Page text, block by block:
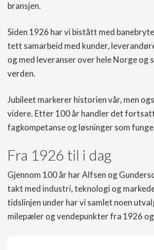
bransjen.
Siden 1926 har vi bistått med
tett samarbeid med kunder,
og med leveranser over hele Norge og
verden.
Jubileet markerer historien vår, men
videre. Etter 100 år handler det
fagkompetanse og løsninger som
Fra 1926 til i dag
Gjennom 100 år har Alfsen og
takt med industri, teknologi og
tidslinjen under har vi samlet noen
milepæler og vendepunkter fra 1926